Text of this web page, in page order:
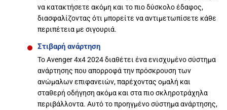
να κατακτήσετε ακόμη και το πιο δύσκολο έδαφος,
διασφαλίζοντας ότι μπορείτε να αντιμετωπίσετε κάθε
περιπέτεια με σιγουριά.
Στιβαρή ανάρτηση
Το Avenger 4x4 2024 διαθέτει ένα ενισχυμένο σύστημα
ανάρτησης που απορροφά την πρόσκρουση των
ανώμαλων επιφανειών, παρέχοντας ομαλή και
σταθερή οδήγηση ακόμα και στα πιο σκληροτράχηλα
περιβάλλοντα. Αυτό το προηγμένο σύστημα ανάρτησης,